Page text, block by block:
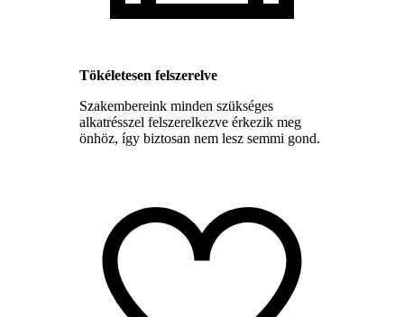
Tökéletesen felszerelve
Szakembereink minden szükséges
alkatrésszel felszerelkezve érkezik meg
önhöz, így biztosan nem lesz semmi gond.